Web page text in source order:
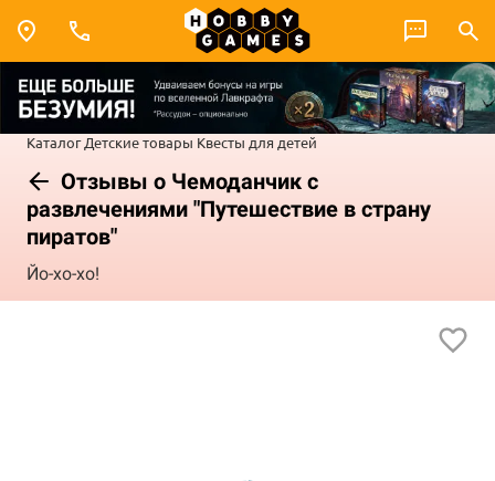
Каталог Детские товары Квесты для детей
Отзывы о Чемоданчик с
развлечениями "Путешествие в страну
пиратов"
Йо-хо-хо!